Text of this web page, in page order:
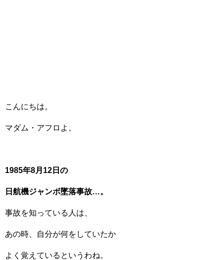
こんにちは。
マダム・アフロよ。
1985年8月12日の
日航機ジャンボ墜落事故…。
事故を知っている人は、
あの時、自分が何をしていたか
よく覚えているというわね。